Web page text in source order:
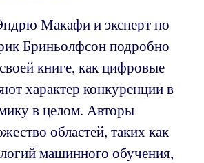
Макафи и эксперт по
Бриньолфсон подробно
книге, как цифровые
характер конкуренции в
в целом. Авторы
областей, таких как
машинного обучения,